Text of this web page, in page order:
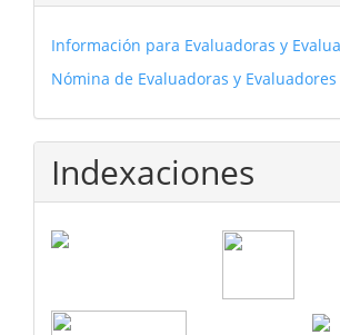
Información para Evaluadoras y
Nómina de Evaluadoras y Evaluadores
Indexaciones